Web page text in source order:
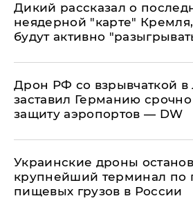
Дикий рассказал о
неядерной "карте"
будут активно
​Дрон РФ со взрывчаткой в
заставил Германию
защиту аэропортов — DW
Украинские дроны
крупнейший терминал по
пищевых грузов в России